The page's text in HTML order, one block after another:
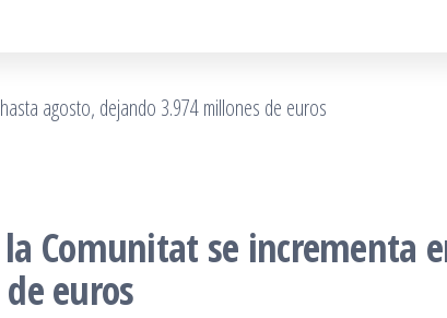
Comunitat se incrementa
euros